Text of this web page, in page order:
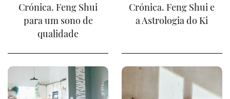
Crónica. Feng Shui
para um sono de
qualidade
Crónica. Feng Shui e
a Astrologia do Ki